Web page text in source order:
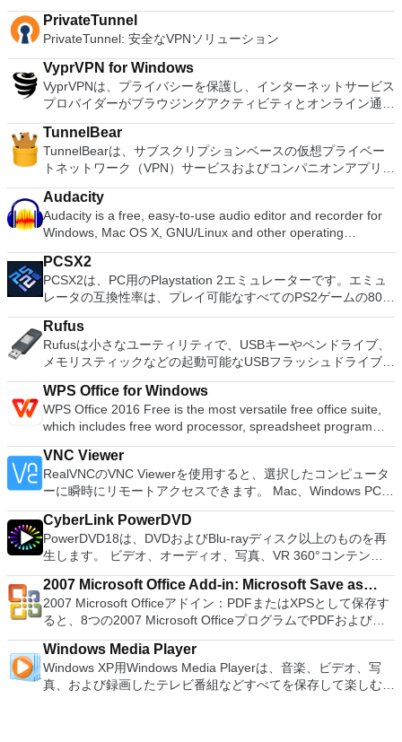
ーションおよびディスク管理ユーティリティです。パーティシ
ョンの拡張（特にシステムドライブ用）、ディスク領域の管
理、MBRおよびGUIDパーティションテーブル（GPT）ディス
クのディスク領域不足の問題の解決を可能にします。 パーテ
ィションのサイズ変更/移動システムドライブを拡張するディ
スクとパーティションをコピーパーティションをマージ分割パ
ーティション空き領域を再分配するダイナミックディスクの変
換パーティションを回復する
PrivateTunnel
PrivateTunnel: 安全なVPNソリューション
VyprVPN for Windows
VyprVPNは、プライバシーを保護し、インターネットサービス
プロバイダーがブラウジングアクティビティとオンライン通信
を監視できないようにする場合に不可欠なツールです。複数の
グローバルVPNサーバーの場所のいずれかに簡単に切り替える
ことができるため、場所をプライベートに保つことができま
す。 主な機能は次のとおりです。 1、2、または3つの同時接
続。 無制限のデータ使用。 VyprDNS。 PPTP、Open VPN、
L2TP / IPsec。 NATファイアウォールが含まれます。 10-50
GBダンプトラックストレージ。 VyperVPNのメーカーである
Golden Frogは、独自のVPNサーバーを所有および管理してい
るため、他のサードパーティ企業がデータを処理することはな
く、より安全になります。世界中に50を超えるサーバーの場
所、700を超えるサーバー、および200,000以上のグローバル
IPを使用すると、無制限のサーバースイッチングと無制限の速
度で接続が保証されます。 VyprVPNの優れた機能は、
VyprVPNユーザー専用のゴールデンフロッグ独自のゼロロギン
グDNSであるVyprDNSです。 VyprDNSサービスが提供するゼ
を記録しないため、検閲を打ち破り、オンラインの自由を促進
するのに役立ちます。 新しいVPNテクノロジーである
Chameleonは、OpenVPNパケットメタデータをスクランブル
するために開発されたため、DPIを介して認識できません。
VyprVPNユーザーの場合、これは、セキュリティを損なうこと
なく、政府、企業、ISPによって設置された制限的なネットワ
ークをバイパスできることを意味します。また、帯域幅調整の
結果として生じるVPNのブロックと速度の問題が発生するユー
ザーにとっても優れたツールです。要するに、カメレオンはあ
なたにオープンで無修正のインターネット体験を提供します。
使いやすさに関しては、VyprVPNは使いやすいという評判があ
ります。これは、主にそのシンプルなインターフェイスと迅速
な応答のおかげです。 プログラムをダウンロードした後、3日
間の無料トライアルにサインアップして、月額料金または年額
ンから選択する必要があります。 よりオープンで無検閲のイ
ンターネット、およびハッカーやサードパーティのスヌーパー
からの保護が必要な場合は、今すぐVyprVPNをダウンロードし
TunnelBear
TunnelBearは、サブスクリプションベースの仮想プライベー
トネットワーク（VPN）サービスおよびコンパニオンアプリで
あり、インターネットをプライベートかつ安全に閲覧できま
す。 TunnelBearは、初心者ユーザーを含むすべてのユーザー
に優れた品質のサービスを提供する、適切に設計された高速
VPNプロバイダーです。無料とサブスクリプションベースの両
方の仮想プライベートネットワーク（VPN）サービスとコンパ
ニオンアプリがあり、インターネットを安全に閲覧できます。
主な機能は次のとおりです。 個人的に閲覧する：データを保
護し、IPアドレスをクマの後ろに隠します。 トラッカーをブ
ロックする：広告、分析、スクリプト、ソーシャルボタンな
ど、あなたが行うすべてを追跡するウェブサイトトラッカーを
ブロックします。 国の検閲をバイパスする： TunnelBearは、
検閲とブロックされたサイトを「トンネリング」できます。
TunnelBearは、128ビットOpenVPN接続を提供します。これ
は256ビットほどではありませんが、接続速度の最適化に役立
ちます。 iOSデバイスの場合、TunnelBearはIPSecを使用しま
をさらに保護するために共有IPを使用します。 TunnelBearの
使用を開始するには、アプリをダウンロードし、ユーザー名と
パスワードを入力してサインアップするだけです。サブスクリ
プションサービスのいずれかを使用する場合は、詳細を提供す
る必要があります。 全体的に、TunnelBearは優れたサービス
を提供します。これは最速のVPNプロバイダーではありません
が、プライバシーを心配する平均的なPCユーザーには、
TunnelBearなどのVPNサービスを使用することをお勧めしま
す。このサービスの無料版では、500MBのデータが提供され
ます（Twitterでサービスを宣伝するとアップグレードされま
す）。
Audacity
Audacity is a free, easy-to-use audio editor and recorder for
Windows, Mac OS X, GNU/Linux and other operating
systems. You can use Audacity to: Record live audio. Convert
tapes and records into digital recordings or CDs. Edit Ogg
Vorbis, MP3, WAV or AIFF sound files. Cut, copy, splice or mix
sounds together. Change the speed or pitch of a recording.
Add new effects with LADSPA plug-ins. And more!
PCSX2
PCSX2は、PC用のPlaystation 2エミュレーターです。エミュ
レータの互換性率は、プレイ可能なすべてのPS2ゲームの80％
以上を誇っています。かなり強力なコンピューターを所有して
いる場合、PCSX2は優れたエミュレーターです。また、この
アプリケーションはローエンドコンピューターのサポートも提
供するため、Playstation 2コンソールのすべての所有者は、
PCで動作するゲームを見ることができます。 PCSX2エミュレ
ーターを使用すると、PS2コントローラーを使用して、本物の
プレイステーション体験をシミュレートできます。このアプリ
ケーションでは、ディスクからゲームを直接実行することも、
ハードドライブからISOイメージとして実行することもできま
す。 主な機能は次のとおりです。 Savestates：ボタンを1つ
押すだけで、ゲームの現在の「状態」を保存できます。 無制
限のメモリーカード：好きなだけメモリーカードを保存でき、
8MBから64MBまでの単一の物理カードに制限されなくなりま
した。 高解像度グラフィックス：PCSX2を使用すると、
1080pまたは4K HDでゲームをプレイできます。 全体とし
ゲームを高い精度でエミュレートでき、Windowsとエミュレ
ーターを切り替えることができます。欠点は、高速ゲームに苦
労し、時々フリーズまたはクラッシュすることです。* PCSX2
を使用するには、コンソールから抽出できるPlaystation 2
BIOSが必要です。
Rufus
Rufusは小さなユーティリティで、USBキーやペンドライブ、
メモリスティックなどの起動可能なUSBフラッシュドライブを
フォーマットおよび作成できます。 Rufusは、次のシナリオで
役立ちます。 Windows、Linux、およびUEFI用の起動可能な
ISOからUSBインストールメディアを作成する必要がある場
合。 OSがインストールされていないシステムで作業する必要
がある場合。 BIOSまたはその他のファームウェアをDOSから
フラッシュする必要がある場合。 低レベルのユーティリティ
を実行する必要がある場合。 Rufusは次の* ISOで動作しま
す：Arch Linux、Archbang、BartPE / pebuilder、CentOS、
Damn Small Linux、Fedora、FreeDOS、Gentoo、
gNewSense、Hiren&#39;s Boot CD、LiveXP、Knoppix、
Kubuntu、Linux Mint、NT Password Registry Editor、
OpenSUSE、Parted Magic、Slackware、Tails、Trinity
Rescue Kit、Ubuntu、Ultimate Boot CD、Windows XP（SP2
以降）、Windows Server 2003 R2、Windows Vista、
Windows 7、Windows 8。 *このリストは完全ではありませ
ア語、マレーシア語、セシュティナ、ダンスク、ドイツ語、英
語、スペイン語、フランス語、フルバツキー、イタリア語、ラ
トヴィエシュ、リエトゥビウ、マジャール、オランダ、ノルス
WPS Office for Windows
WPS Office 2016 Free is the most versatile free office suite,
which includes free word processor, spreadsheet program
and presentation maker. With these three programs you will
easily be able to deal with any office related tasks. WPS
Office 2016 Free has multiple language support for English,
French, German, Spanish, Portuguese,Russian and Polish
languages. To switch between languages requires only a
single click! Despite being a free suite, WPS Office comes
with many innovative features, such as the paragraph
adjustment tool and multiple tabbed feature. It also has a PDF
converter, spell check and word count feature. WPS Office
2016 Personal Edition supports switching language UI,File
Roaming and Docer online templates. Key features include:
Writer Efficient word processor. Presentation Multimedia
presentations creator. Spreadsheets Powerful tool for data
processing and analysis. 100% compatible with MS Office
document file types (.docx, .pptx, .xlsx, etc.). Thousands of
VNC Viewer
RealVNCのVNC Viewerを使用すると、選択したコンピュータ
ーに瞬時にリモートアクセスできます。 Mac、Windows PC、
またはLinuxマシン、世界中のどこからでも。 VNC Viewerを
使用すると、コンピューターのデスクトップを表示したり、コ
ンピューターの前に直接座っているかのようにマウスとキーボ
ードを制御したりできます。 VNC Viewerは、インストールと
使用が簡単です。制御したいデバイスでインストーラーを実行
し、指示に従ってください。オプションで、Windowsでのリ
モート展開に使用可能なMSIがあります。デスクトッププラッ
トフォームにVNC Viewerをインストールする権限がない場合
は、スタンドアロンオプションを選択する必要があります。
主な機能は次のとおりです。 クラウドサービスを介してVNC
Connectを実行しているコンピューターに接続します。 Apple
Screen Sharing（ARD）などのサードパーティ製のVNC互換
CyberLink PowerDVD
PowerDVD18は、DVDおよびBlu-rayディスク以上のものを再
生します。 ビデオ、オーディオ、写真、VR 360°コンテン
ツ、さらにはYouTubeやVimeoにとっても、PowerDVD18は重
要なエンターテイメントの仲間です。 Ultra HD HDR TVとサ
ラウンドサウンドシステムの可能性を解き放ち、360°ビデオ
の増え続けるコレクションへのアクセスで仮想世界に没頭する
か、PCまたはラップトップでの比類のない再生サポートと独
自の強化により、どこにいても簡単にリラックスできます。
新機能は次のとおりです。 4K DHR向けに最適化 Ultra HD
Blu-ray、4K、HEVC / H.265およびHDR10コンテンツをサポー
2007 Microsoft Office Add-in: Microsoft Save as
PDF or XPS
2007 Microsoft Officeアドイン：PDFまたはXPSとして保存す
ると、8つの2007 Microsoft OfficeプログラムでPDFおよび
XPS形式にエクスポートして保存できます。このツールを使用
すると、これらのプログラムのサブセットでPDF形式および
XPS形式の電子メール添付ファイルとして送信することもでき
ます（特定の機能はプログラムによって異なります）。 この
Windows Media Player
Windows XP用Windows Media Playerは、音楽、ビデオ、写
真、および録画したテレビ番組などすべてを保存して楽しむ最